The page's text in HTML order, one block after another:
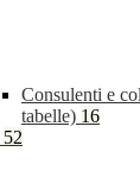
Consulenti e
tabelle) 16
52